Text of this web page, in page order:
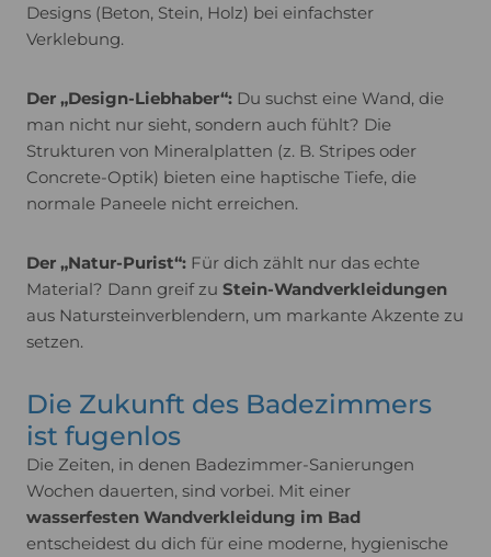
Designs (Beton, Stein, Holz) bei einfachster
Verklebung.
Der „Design-Liebhaber“: Du suchst eine Wand, die
man nicht nur sieht, sondern auch fühlt? Die
Strukturen von Mineralplatten (z. B. Stripes oder
Concrete-Optik) bieten eine haptische Tiefe, die
normale Paneele nicht erreichen.
Der „Natur-Purist“: Für dich zählt nur das echte
Material? Dann greif zu Stein-Wandverkleidungen
aus Natursteinverblendern, um markante Akzente zu
setzen.
Die Zukunft des Badezimmers
ist fugenlos
Die Zeiten, in denen Badezimmer-Sanierungen
Wochen dauerten, sind vorbei. Mit einer
wasserfesten Wandverkleidung im Bad
entscheidest du dich für eine moderne, hygienische